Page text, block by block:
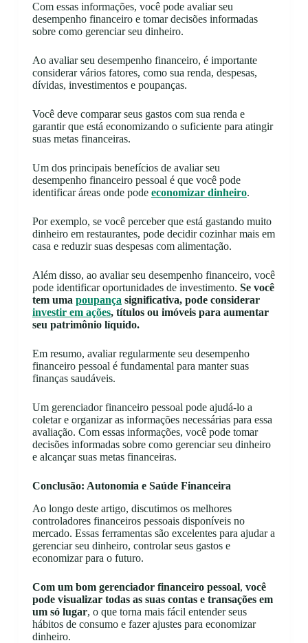
Com essas informações, você pode avaliar seu
desempenho financeiro e tomar decisões informadas
sobre como gerenciar seu dinheiro.
Ao avaliar seu desempenho financeiro, é importante
considerar vários fatores, como sua renda, despesas,
dívidas, investimentos e poupanças.
Você deve comparar seus gastos com sua renda e
garantir que está economizando o suficiente para atingir
suas metas financeiras.
Um dos principais benefícios de avaliar seu
desempenho financeiro pessoal é que você pode
identificar áreas onde pode economizar dinheiro.
Por exemplo, se você perceber que está gastando muito
dinheiro em restaurantes, pode decidir cozinhar mais em
casa e reduzir suas despesas com alimentação.
Além disso, ao avaliar seu desempenho financeiro, você
pode identificar oportunidades de investimento. Se você
tem uma poupança significativa, pode considerar
investir em ações, títulos ou imóveis para aumentar
seu patrimônio líquido.
Em resumo, avaliar regularmente seu desempenho
financeiro pessoal é fundamental para manter suas
finanças saudáveis.
Um gerenciador financeiro pessoal pode ajudá-lo a
coletar e organizar as informações necessárias para essa
avaliação. Com essas informações, você pode tomar
decisões informadas sobre como gerenciar seu dinheiro
e alcançar suas metas financeiras.
Conclusão: Autonomia e Saúde Financeira
Ao longo deste artigo, discutimos os melhores
controladores financeiros pessoais disponíveis no
mercado. Essas ferramentas são excelentes para ajudar a
gerenciar seu dinheiro, controlar seus gastos e
economizar para o futuro.
Com um bom gerenciador financeiro pessoal, você
pode visualizar todas as suas contas e transações em
um só lugar, o que torna mais fácil entender seus
hábitos de consumo e fazer ajustes para economizar
dinheiro.